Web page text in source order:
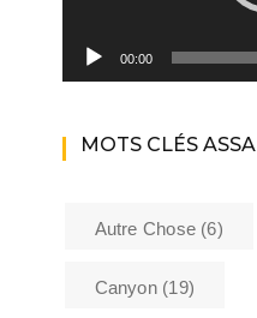
00:00
MOTS CLÉS ASSA
Autre Chose(6)
Canyon(19)